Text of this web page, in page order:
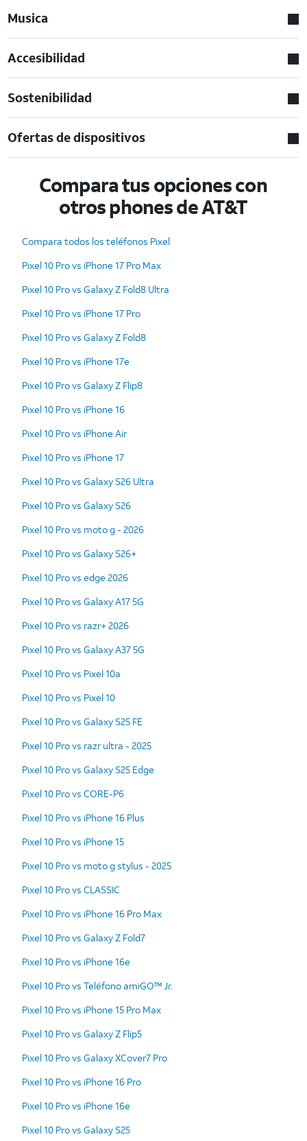
Musica
Accesibilidad
Sostenibilidad
Ofertas de dispositivos
Compara tus opciones con
otros phones de AT&T
Compara todos los teléfonos Pixel
Pixel 10 Pro vs iPhone 17 Pro Max
Pixel 10 Pro vs Galaxy Z Fold8 Ultra
Pixel 10 Pro vs iPhone 17 Pro
Pixel 10 Pro vs Galaxy Z Fold8
Pixel 10 Pro vs iPhone 17e
Pixel 10 Pro vs Galaxy Z Flip8
Pixel 10 Pro vs iPhone 16
Pixel 10 Pro vs iPhone Air
Pixel 10 Pro vs iPhone 17
Pixel 10 Pro vs Galaxy S26 Ultra
Pixel 10 Pro vs Galaxy S26
Pixel 10 Pro vs moto g - 2026
Pixel 10 Pro vs Galaxy S26+
Pixel 10 Pro vs edge 2026
Pixel 10 Pro vs Galaxy A17 5G
Pixel 10 Pro vs razr+ 2026
Pixel 10 Pro vs Galaxy A37 5G
Pixel 10 Pro vs Pixel 10a
Pixel 10 Pro vs Pixel 10
Pixel 10 Pro vs Galaxy S25 FE
Pixel 10 Pro vs razr ultra - 2025
Pixel 10 Pro vs Galaxy S25 Edge
Pixel 10 Pro vs CORE-P6
Pixel 10 Pro vs iPhone 16 Plus
Pixel 10 Pro vs iPhone 15
Pixel 10 Pro vs moto g stylus - 2025
Pixel 10 Pro vs CLASSIC
Pixel 10 Pro vs iPhone 16 Pro Max
Pixel 10 Pro vs Galaxy Z Fold7
Pixel 10 Pro vs iPhone 16e
Pixel 10 Pro vs Teléfono amiGO™ Jr.
Pixel 10 Pro vs iPhone 15 Pro Max
Pixel 10 Pro vs Galaxy Z Flip5
Pixel 10 Pro vs Galaxy XCover7 Pro
Pixel 10 Pro vs iPhone 16 Pro
Pixel 10 Pro vs iPhone 16e
Pixel 10 Pro vs Galaxy S25